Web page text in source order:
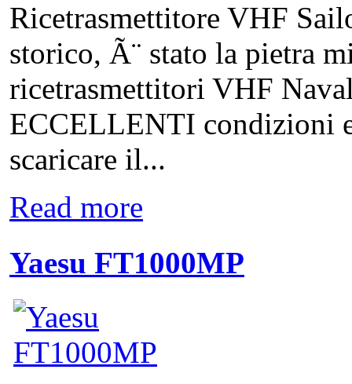
Ricetrasmettitore VHF
storico, Ã¨ stato la pietra
ricetrasmettitori VHF
ECCELLENTI condizioni
scaricare il...
Read more
Yaesu FT1000MP